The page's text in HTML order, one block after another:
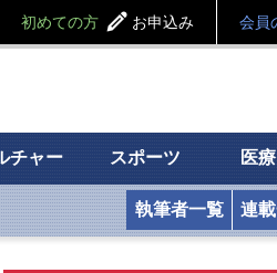
初めての方 お申込み 会員
チャー スポーツ 医
執筆者一覧 連